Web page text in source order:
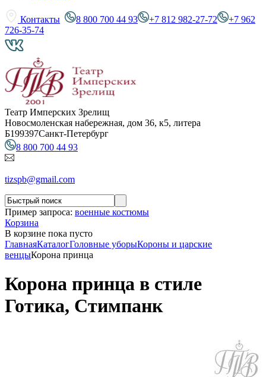
Контакты 8 800 700 44 93 +7 812 982-27-72
+7 962
726-35-74
Театр Имперских Зрелищ
Новосмоленская набережная, дом 36, к5, литера
Б199397Санкт-Петербург
8 800 700 44 93
tizspb@gmail.com
Пример запроса: военные костюмы
Корзина
В корзине пока пусто
ГлавнаяКаталогГоловные уборыКороны и царские
венцыКорона принца
Корона принца в стиле
Готика, Стимпанк